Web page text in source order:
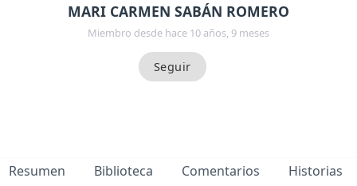
MARI CARMEN SABÁN ROMERO
Miembro desde hace 10 años, 9 meses
Resumen Biblioteca Comentarios Historias